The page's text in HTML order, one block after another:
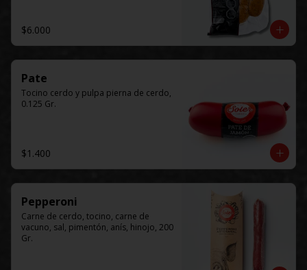
$6.000
Pate
Tocino cerdo y pulpa pierna de cerdo,
0.125 Gr.
$1.400
Pepperoni
Carne de cerdo, tocino, carne de
vacuno, sal, pimentón, anís, hinojo, 200
Gr.